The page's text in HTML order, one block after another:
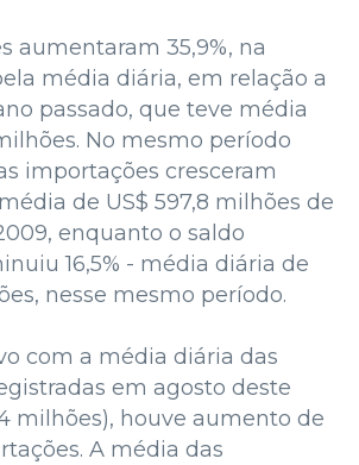
aumentaram 35,9%, na
média diária, em relação a
passado, que teve média
No mesmo período
importações cresceram
de US$ 597,8 milhões de
enquanto o saldo
16,5% - média diária de
nesse mesmo período.
com a média diária das
em agosto deste
milhões), houve aumento de
A média das